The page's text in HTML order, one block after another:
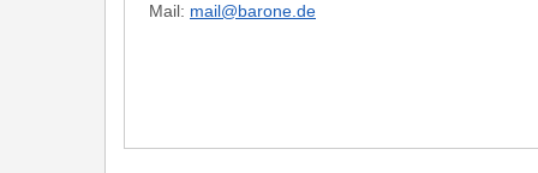
Mail: mail@barone.de